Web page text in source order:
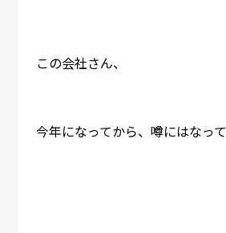
この会社さん、
今年になってから、噂にはなって